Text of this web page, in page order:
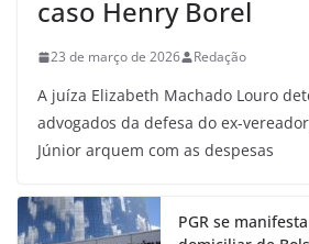
caso Henry Borel
23 de março de 2026 Redação
A juíza Elizabeth Machado Louro
advogados da defesa do ex-
Júnior arquem com as despesas
PGR se